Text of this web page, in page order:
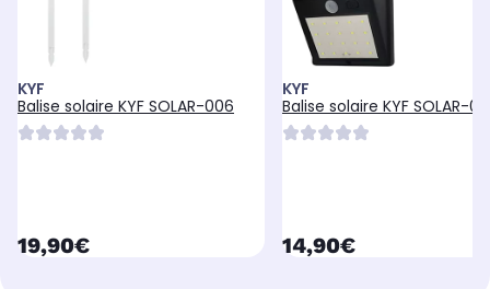
KYF
Balise solaire KYF SOLAR-006
currentPrice
19,90€
KYF
Balise solaire KYF SOLAR-
currentPrice
14,90€